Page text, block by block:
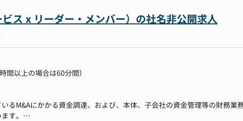
ロー整備
的になりやすい業務を再設計し、誰が担当しても安定して遂行できるオ
両立し、社内外へ「正しく・早く・納得感のある数字」を届ける体制を
向上
が、具体的には以下のようなキャリアパスが想定されます。
じて、複数事業の業務を担当していただく。
で、マネージャとして後輩の育成・マネジメントに携わっていただく。
業支援・海外子会社管理）へ異動し経理としての経験を積んでいく。
課題解決
取り組み など
務理解のため、日常業務（受注・売上の承認（エビデンス確認）・請求
す。
がら、役割を柔軟に調整させて頂きます。
して真摯に向き合い、誠実さを持って仕事がしたい など、
ので、なんらかの共感をお持ちいただける方
ス x リーダー・メンバー）の社名非公開求人
間以上の場合は60分間）
11:00〜15:30）
るM&Aにかかる資金調達、および、本体、子会社の資金管理等の財務業
す。